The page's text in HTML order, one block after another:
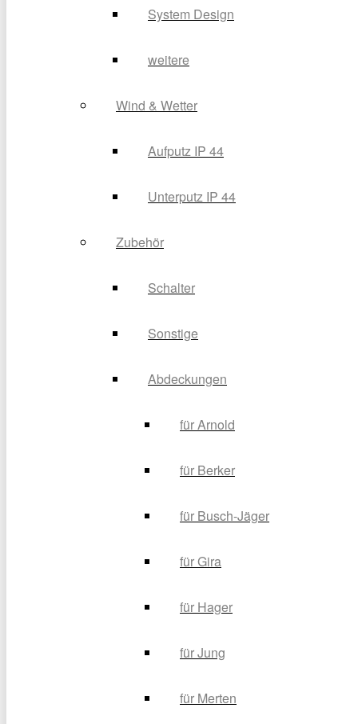
System Design
weitere
Wind & Wetter
Aufputz IP 44
Unterputz IP 44
Zubehör
Schalter
Sonstige
Abdeckungen
für Arnold
für Berker
für Busch-Jäger
für Gira
für Hager
für Jung
für Merten